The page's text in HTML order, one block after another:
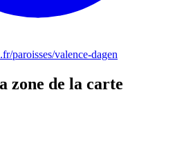
paroisses/valence-dagen
zone de la carte